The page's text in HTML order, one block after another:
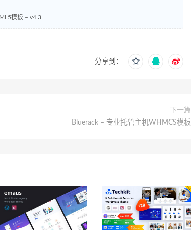
模板 – v4.3
分享到：
下一篇
Bluerack – 专业托管主机WHMCS模板